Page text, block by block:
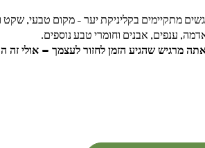
מתקיימים בקליניקת יער – מקום טבעי, שקט
ענפים, אבנים וחומרי טבע נוספים.
מרגיש שהגיע הזמן לחזור לעצמך – אולי זה